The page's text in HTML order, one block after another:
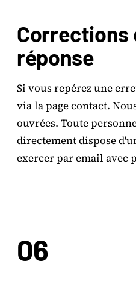
Corrections
réponse
Si vous repérez une
via la page contact.
ouvrées. Toute
directement dispose
exercer par email avec
06